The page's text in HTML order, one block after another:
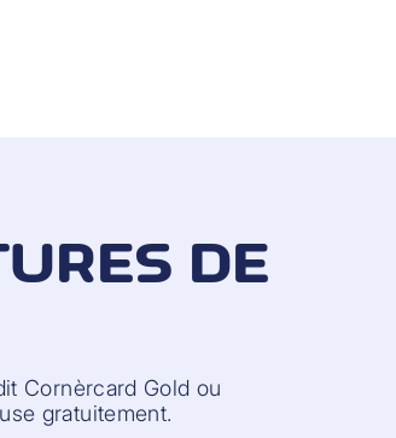
DE
Cornèrcard Gold ou
gratuitement.